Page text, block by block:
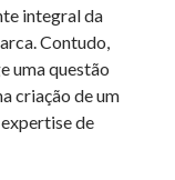
integral da
Contudo,
uma questão
criação de um
de